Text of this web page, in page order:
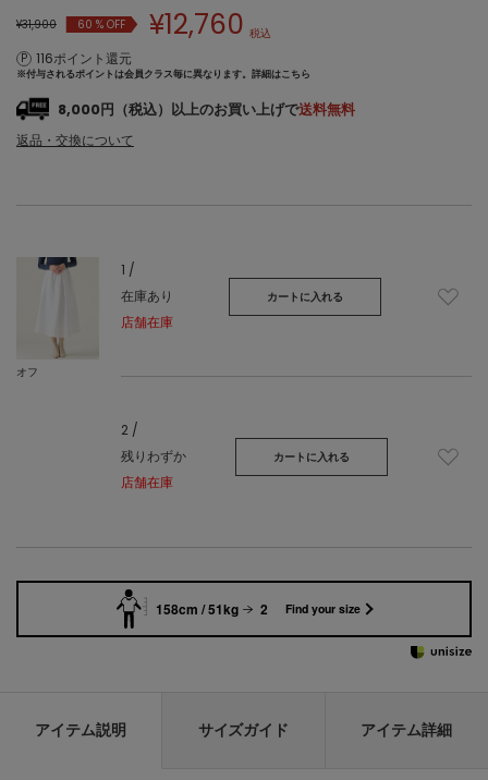
¥31,900 60% OFF ¥12,760 税込
116ポイント還元
※付与されるポイントは会員クラス毎に異なります。 詳細はこちら
8,000円（税込）以上のお買い上げで送料無料
返品・交換について
オフ
1 /
在庫あり
店舗在庫
カートに入れる
2 /
残りわずか
店舗在庫
カートに入れる
158cm / 51kg 2 Find your size
アイテム説明 サイズガイド アイテム詳細